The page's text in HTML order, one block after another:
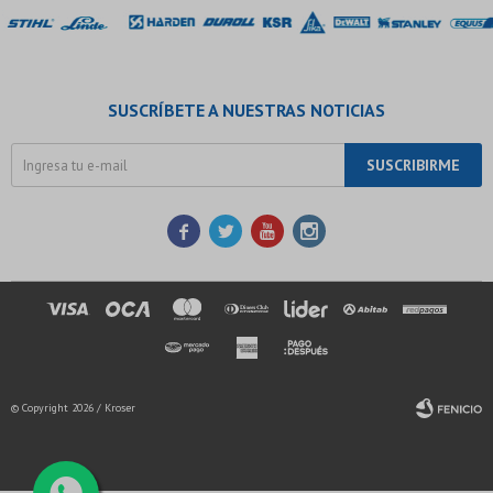
SUSCRÍBETE A NUESTRAS NOTICIAS
SUSCRIBIRME
   
© Copyright 2026 / Kroser